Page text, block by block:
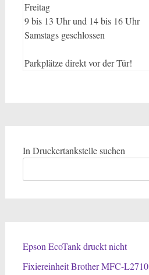
Freitag
9 bis 13 Uhr und 14 bis 16 Uhr
Samstags geschlossen
Parkplätze direkt vor der Tür!
In Druckertankstelle suchen
Epson EcoTank druckt nicht
Fixiereinheit Brother MFC-L2710